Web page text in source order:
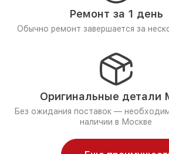
Ремонт за 1 день
Обычно ремонт завершается за
Оригинальные детали
Без ожидания поставок —
наличии в Москве